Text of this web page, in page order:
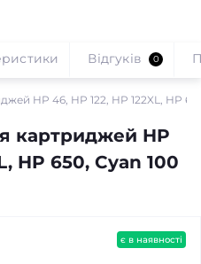
HP 46, HP 122, HP 122XL, HP
картриджей HP
HP 650, Cyan 100
Відгуків 0
є в наявності